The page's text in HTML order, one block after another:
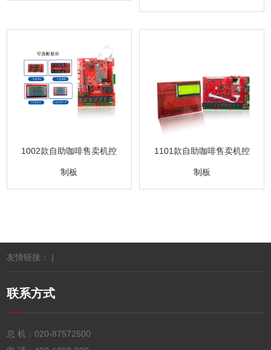
1002款自助咖啡售卖机控
制板
1101款自助咖啡售卖机控
制板
友情链接： |
联系方式
总 机：020-87572500